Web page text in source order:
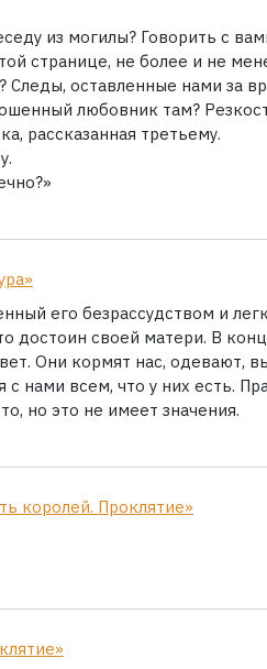
из могилы? Говорить с
странице, не более и не
Следы, оставленные нами за
любовник там?
рассказанная третьему.
его безрассудством и
достоин своей матери. В
Они кормят нас, одевают,
нами всем, что у них есть.
но это не имеет значения.
королей. Проклятие»